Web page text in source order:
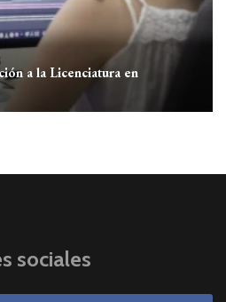
a la Licenciatura en
sociales